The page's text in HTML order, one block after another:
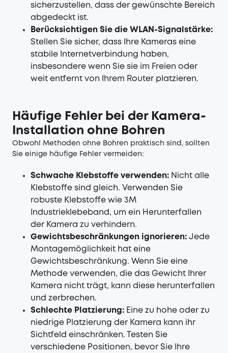
sicherzustellen, dass der gewünschte Bereich
abgedeckt ist.
Berücksichtigen Sie die WLAN-Signalstärke:
Stellen Sie sicher, dass Ihre Kameras eine
stabile Internetverbindung haben,
insbesondere wenn Sie sie im Freien oder
weit entfernt von Ihrem Router platzieren.
Häufige Fehler bei der Kamera-
Installation ohne Bohren
Obwohl Methoden ohne Bohren praktisch sind, sollten
Sie einige häufige Fehler vermeiden:
Schwache Klebstoffe verwenden: Nicht alle
Klebstoffe sind gleich. Verwenden Sie
robuste Klebstoffe wie 3M
Industrieklebeband, um ein Herunterfallen
der Kamera zu verhindern.
Gewichtsbeschränkungen ignorieren: Jede
Montagemöglichkeit hat eine
Gewichtsbeschränkung. Wenn Sie eine
Methode verwenden, die das Gewicht Ihrer
Kamera nicht trägt, kann diese herunterfallen
und zerbrechen.
Schlechte Platzierung: Eine zu hohe oder zu
niedrige Platzierung der Kamera kann ihr
Sichtfeld einschränken. Testen Sie
verschiedene Positionen, bevor Sie Ihre